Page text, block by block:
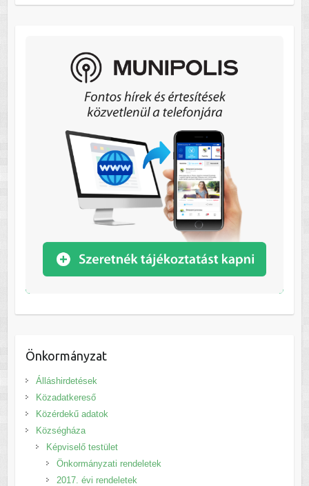
Önkormányzat
Álláshirdetések
Közadatkereső
Közérdekű adatok
Községháza
Képviselő testület
Önkormányzati rendeletek
2017. évi rendeletek